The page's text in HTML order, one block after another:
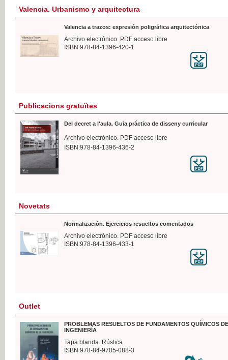
Valencia. Urbanismo y arquitectura
Valencia a trazos: expresión poligráfica arquitectónica
Archivo electrónico. PDF acceso libre
ISBN:978-84-1396-420-1
Publicacions gratuïtes
Del decret a l'aula. Guia práctica de disseny curricular
Archivo electrónico. PDF acceso libre
ISBN:978-84-1396-436-2
Novetats
Normalización. Ejercicios resueltos comentados
Archivo electrónico. PDF acceso libre
ISBN:978-84-1396-433-1
Outlet
PROBLEMAS RESUELTOS DE FUNDAMENTOS QUÍMICOS
INGENIERÍA
Tapa blanda. Rústica
ISBN:978-84-9705-088-3